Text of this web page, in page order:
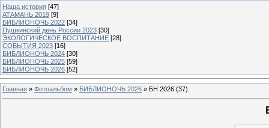
Наша история [47]
АТАМАНЬ 2019 [9]
БИБЛИОНОЧЬ 2022 [34]
Пушкинский день России 2023 [30]
ЭКОЛОГИЧЕСКОЕ ВОСПИТАНИЕ [28]
СОБЫТИЯ 2023 [16]
БИБЛИОНОЧЬ 2024 [30]
БИБЛИОНОЧЬ 2025 [59]
БИБЛИОНОЧЬ 2026 [52]
Главная » Фотоальбом » БИБЛИОНОЧЬ 2026 » БН 2026 (37)